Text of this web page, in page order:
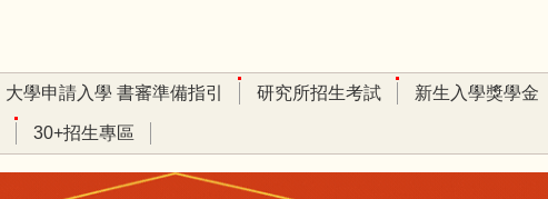
大學申請入學 書審準備指引 研究所招生考試 新生入學獎學金
30+招生專區